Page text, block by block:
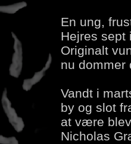
En ung,
Hejres sept
Originalt
nu
Vandt i
by og slot
at være
Nicholas